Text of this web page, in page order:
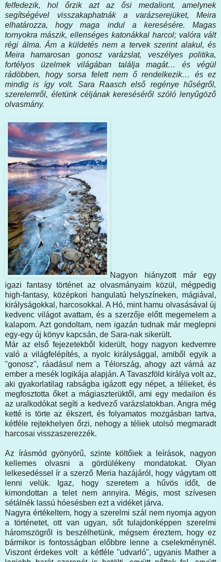
felfedezik, hol őrzik azt az ősi medaliont, amelynek
segítségével visszakaphatnák a varázserejüket, Meira
elhatározza, hogy maga indul a keresésére. Magas
tornyokra mászik, ellenséges katonákkal harcol; valóra vált
régi álma. Ám a küldetés nem a tervek szerint alakul, és
Meira hamarosan gonosz varázslat, veszélyes politika,
fortélyos üzelmek világában találja magát… és végül
rádöbben, hogy sorsa felett nem ő rendelkezik… és ez
mindig is így volt. Sara Raasch első regénye hűségről,
szerelemről, életünk céljának kereséséről szóló lenyűgöző
olvasmány.
Nagyon hiányzott már egy
igazi fantasy történet az olvasmányaim közül, mégpedig
high-fantasy, középkori hangulatú helyszíneken, mágiával,
királyságokkal, harcosokkal. A Hó, mint hamu olvasásával új
kedvenc világot avattam, és a szerzője előtt megemelem a
kalapom. Azt gondoltam, nem igazán tudnak már meglepni
egy-egy új könyv kapcsán, de Sara-nak sikerült.
Már az első fejezetekből kiderült, hogy nagyon kedvemre
való a világfelépítés, a nyolc királysággal, amiből egyik a
"gonosz", ráadásul nem a Télország, ahogy azt várná az
ember a mesék logikája alapján. A Tavaszföld királya volt az,
aki gyakorlatilag rabságba igázott egy népet, a télieket, és
megfosztotta őket a mágiaszterüktől, ami egy medailon és
az uralkodókat segíti a kedvező varázslatokban. Angra még
ketté is törte az ékszert, és folyamatos mozgásban tartva,
kétféle rejtekhelyen őrzi, nehogy a téliek utolsó megmaradt
harcosai visszaszerezzék.
Az írásmód gyönyörű, szinte költőiek a leírások, nagyon
kellemes olvasni a gördülékeny mondatokat. Olyan
lelkesedéssel ír a szerző Meria hazájáról, hogy vágytam ott
lenni velük. Igaz, hogy szeretem a hűvös időt, de
kimondottan a telet nem annyira. Mégis, most szívesen
sétálnék lassú hóesésben ezt a vidéket járva.
Nagyra értékeltem, hogy a szerelmi szál nem nyomja agyon
a történetet, ott van ugyan, sőt tulajdonképpen szerelmi
háromszögről is beszélhetünk, mégsem éreztem, hogy ez
bármikor is fontosságban előbbre lenne a cselekménynél.
Viszont érdekes volt a kétféle "udvarló", ugyanis Mather a